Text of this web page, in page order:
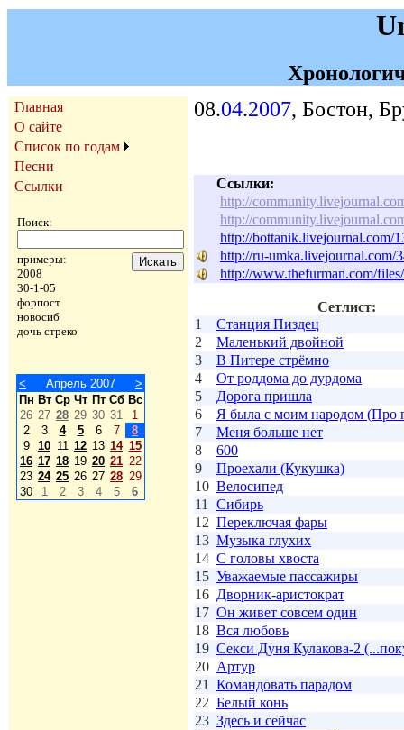
Главная
О сайте
Список по годам
Песни
Ссылки
Поиск:
примеры:
2008
30-1-05
форпост
новосиб
дочь стреко
< Апрель 2007
>
Пн Вт Ср Чт Пт Сб Вс
26 27 28 29 30 31
1
2
3 4 5 6 7
8
9
10 11 12 13 14 15
16 17 18 19 20 21 22
23 24 25 26 27 28 29
30
1 2 3 4 5 6
08.04.2007, Бостон,
Ссылки:
http://
http://
http://bottanik.livejournal.com/
http://ru-umka.livejournal.com/
http://www.thefurman.com/
Сетлист:
1
Станция Пиздец
2
Маленький двойной
3
В Питере стрёмно
4
От роддома до дурдома
5
Дорога пришла
6
Я была с моим народом (Про
7
Меня больше нет
8
600
9
Проехали (Кукушка)
10 Велосипед
11 Сибирь
12 Переключая фары
13 Музыка глухих
14 С головы хвоста
15 Уважаемые пассажиры
16 Дворник-аристократ
17 Он живет совсем один
18 Вся любовь
19 Секси Дуня Кулакова-2
20 Артур
21 Командовать парадом
22 Белый конь
23 Здесь и сейчас